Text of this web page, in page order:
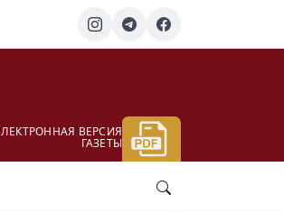
ВЕРСИЯ
ГАЗЕТЫ